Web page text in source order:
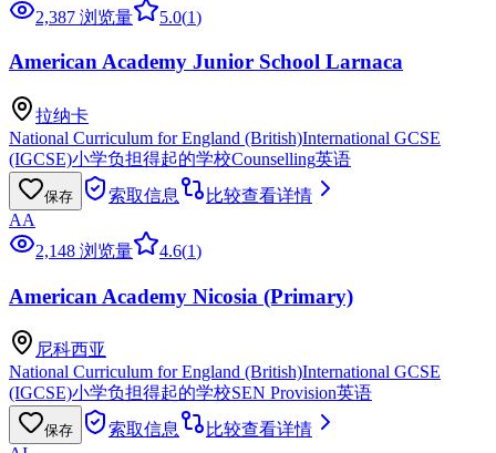
2,387 浏览量
5.0(1)
American Academy Junior School Larnaca
拉纳卡
National Curriculum for England (British)International GCSE
(IGCSE)小学负担得起的学校Counselling英语
保存 索取信息 比较查看详情
AA
2,148 浏览量
4.6(1)
American Academy Nicosia (Primary)
尼科西亚
National Curriculum for England (British)International GCSE
(IGCSE)小学负担得起的学校SEN Provision英语
保存 索取信息 比较查看详情